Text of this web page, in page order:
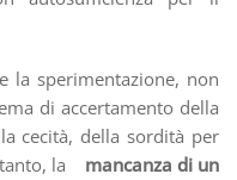
la sperimentazione, non
di accertamento della
cecità, della sordità per
la mancanza di un